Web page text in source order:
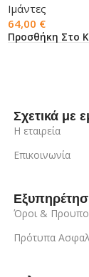
Ιμάντες
64,00 €
Προσθήκη Στο
Σχετικά με
Η εταιρεία
Επικοινωνία
Όροι &
Πρότυπα